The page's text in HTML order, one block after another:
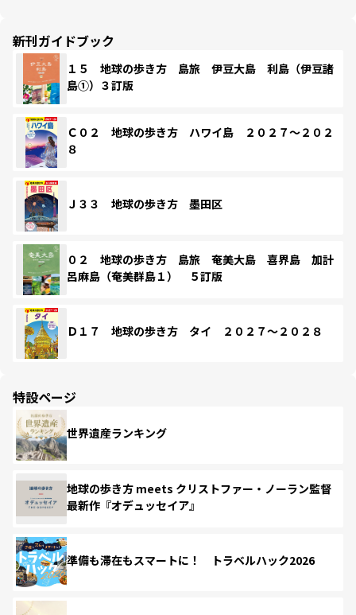
新刊ガイドブック
１５ 地球の歩き方 島旅 伊豆大島 利島（伊豆諸
島①）３訂版
Ｃ０２ 地球の歩き方 ハワイ島 ２０２７～２０２
８
Ｊ３３ 地球の歩き方 墨田区
０２ 地球の歩き方 島旅 奄美大島 喜界島 加計
呂麻島（奄美群島１） ５訂版
Ｄ１７ 地球の歩き方 タイ ２０２７～２０２８
特設ページ
世界遺産ランキング
地球の歩き方 meets クリストファー・ノーラン監督
最新作『オデュッセイア』
準備も滞在もスマートに！ トラベルハック2026